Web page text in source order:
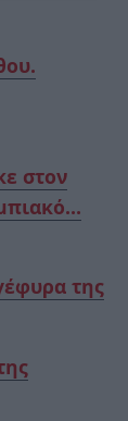
στον
της